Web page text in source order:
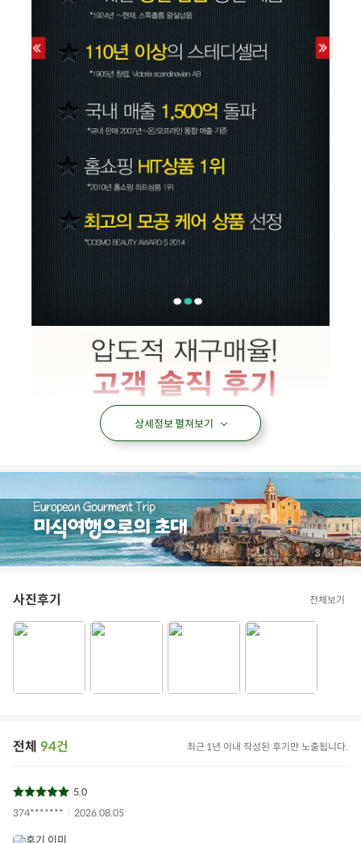
상세정보 펼쳐보기
4/4
사진후기 전체보기
전체 94건 최근 1년 이내 작성된 후기만 노출됩니다.
5.0
374*******
2026.08.05